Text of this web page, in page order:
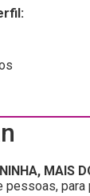
MAIS
pessoas, para